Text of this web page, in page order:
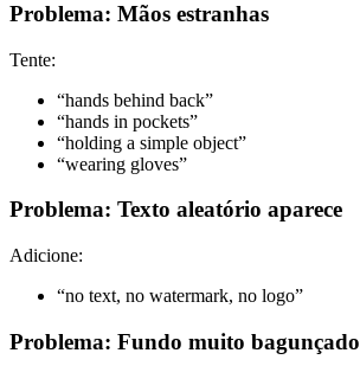
Problema: Mãos estranhas
Tente:
“hands behind back”
“hands in pockets”
“holding a simple object”
“wearing gloves”
Problema: Texto aleatório aparece
Adicione:
“no text, no watermark, no logo”
Problema: Fundo muito bagunçado